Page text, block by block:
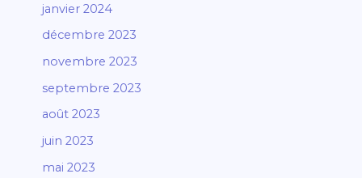
janvier 2024
décembre 2023
novembre 2023
septembre 2023
août 2023
juin 2023
mai 2023